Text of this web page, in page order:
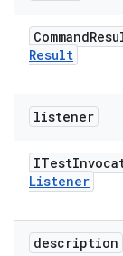
Command
Result
listener
ITest
Listener
description